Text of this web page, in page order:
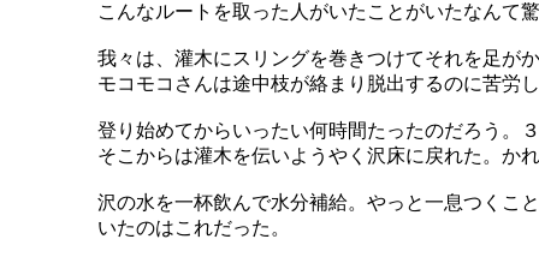
こんなルートを取った人がいたことがいたなんて
我々は、灌木にスリングを巻きつけてそれを足が
モコモコさんは途中枝が絡まり脱出するのに苦労
登り始めてからいったい何時間たったのだろう。
そこからは灌木を伝いようやく沢床に戻れた。か
沢の水を一杯飲んで水分補給。やっと一息つくこ
いたのはこれだった。